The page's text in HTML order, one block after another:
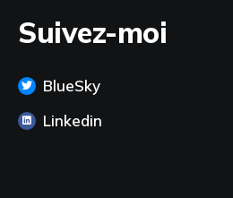
Suivez-moi
BlueSky
Linkedin